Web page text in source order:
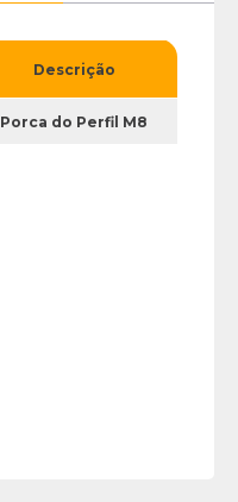
Descrição
Porca do Perfil M8